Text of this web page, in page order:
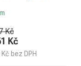
Kč
Kč
Kč bez DPH